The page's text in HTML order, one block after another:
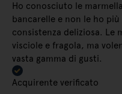
Ho conosciuto le
bancarelle e non le ho
consistenza deliziosa. Le
visciole e fragola, ma
vasta gamma di gusti.
Acquirente verificato